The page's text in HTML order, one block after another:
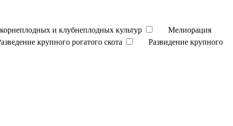
и клубнеплодных культур
Мелиорация
крупного рогатого скота
Развидение крупного